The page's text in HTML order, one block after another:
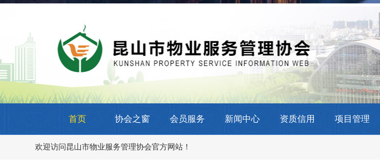
首页 协会之窗 会员服务 新闻中心 资质信用 项目管理
欢迎访问昆山市物业服务管理协会官方网站！